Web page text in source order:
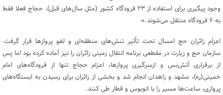
وجود پیگیری برای استفاده از ۲۳ فرودگاه کشور (مثل سال‌های قبل)، حجاج فعلا فقط
به ۶ فرودگاه منتقل می‌شوند.»
اعزام زائران حج امسال تحت تأثیر تنش‌های منطقه‌ای و لغو پروازها قرار گرفت.
سازمان حج و زیارت در مقطعی برنامه انتقال زمینی زائران را نیز آماده کرده بود اما پس
از برقراری آتش‌بس و ازسرگیری پروازها، اعزام حجاج تنها از فرودگاه‌های امام
خمینی(ره)، مشهد و زاهدان انجام شد و بخشی از زائران برای رسیدن به ایستگاه‌های
پروازی، ساعت‌ها مسیر را با اتوبوس و قطار طی کنند.